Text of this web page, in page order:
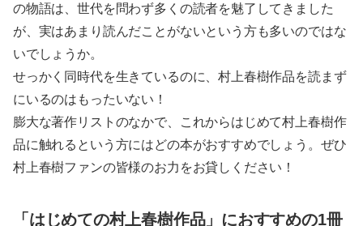
の物語は、世代を問わず多くの読者を魅了してきました
が、実はあまり読んだことがないという方も多いのではな
いでしょうか。
せっかく同時代を生きているのに、村上春樹作品を読まず
にいるのはもったいない！
膨大な著作リストのなかで、これからはじめて村上春樹作
品に触れるという方にはどの本がおすすめでしょう。ぜひ
村上春樹ファンの皆様のお力をお貸しください！
「はじめての村上春樹作品」におすすめの1冊